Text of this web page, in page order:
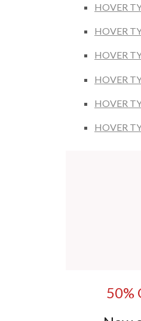
HOVER
HOVER
HOVER
HOVER
HOVER
HOVER
50%